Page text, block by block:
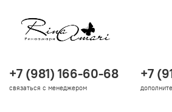
+7 (981) 166-60-68
связаться с менеджером
+7